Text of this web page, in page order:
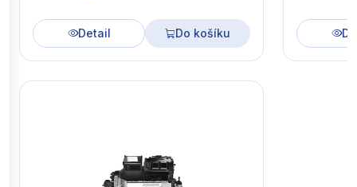
Detail Do košíku